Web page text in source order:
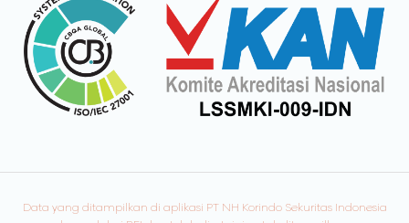
Data yang ditampilkan di aplikasi PT NH Korindo Sekuritas Indonesia